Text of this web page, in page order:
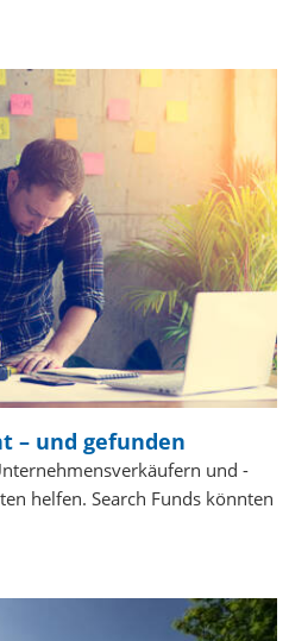
– und gefunden
und -
helfen. Search Funds könnten